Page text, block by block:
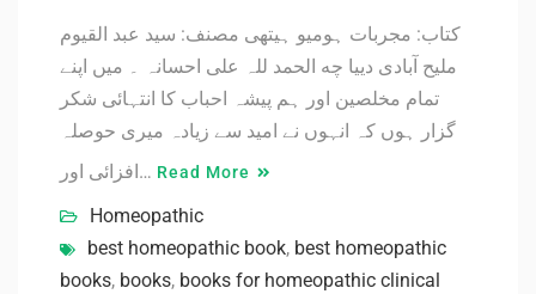
کتاب: مجربات ہومیو ہیتھی مصنف: سید عبد القیوم
ملیح آبادی دییا چه الحمد للہ علی احسانہ ۔ میں اپنے
تمام مخلصین اور ہم پیشہ احباب کا انتہائی شکر
گزار ہوں کہ انہوں نے امید سے زیادہ میری حوصلہ
افزائی اور… Read More
Homeopathic
best homeopathic book, best homeopathic
books, books, books for homeopathic clinical